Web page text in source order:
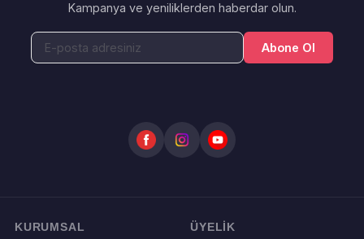
Kampanya ve yeniliklerden haberdar olun.
Abone Ol
KURUMSAL ÜYELİK